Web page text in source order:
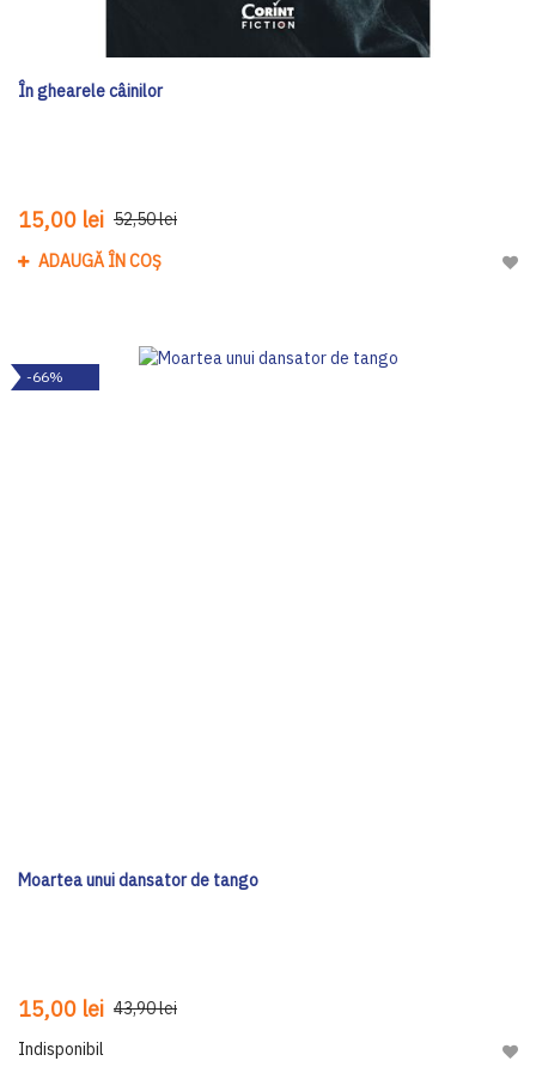
În ghearele câinilor
15,00 lei 52,50 lei
ADAUGĂ ÎN COȘ
-66%
Moartea unui dansator de tango
15,00 lei 43,90 lei
Indisponibil